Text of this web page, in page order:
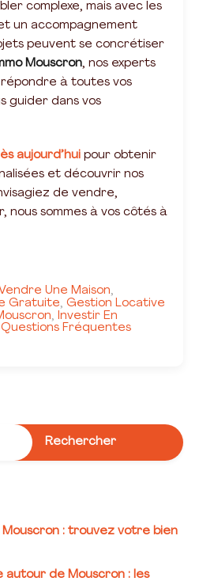
complexe, mais avec les
un accompagnement
peuvent se concrétiser
Mouscron, nos experts
à toutes vos
guider dans vos
aujourd’hui pour obtenir
et découvrir nos
de vendre,
nous sommes à vos côtés à
Une Maison,
Gratuite, Gestion Locative
, Investir En
Questions Fréquentes
Rechercher
: trouvez votre bien
autour de Mouscron : les